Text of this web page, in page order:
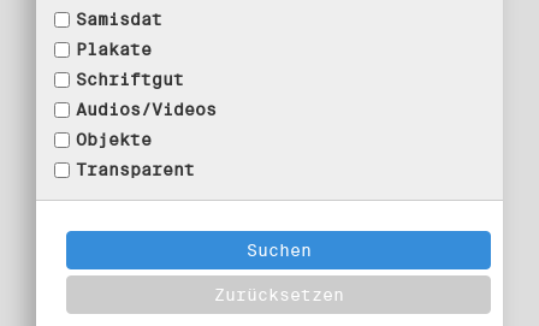
Samisdat
Plakate
Schriftgut
Audios/Videos
Objekte
Transparent